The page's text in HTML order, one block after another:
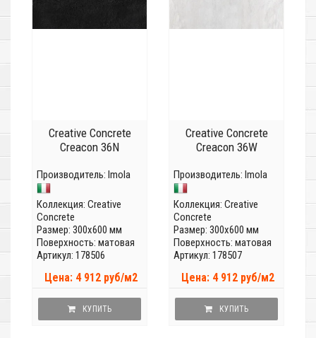
Creative Concrete
Creacon 36N
Производитель: Imola
Коллекция: Creative
Concrete
Размер: 300x600 мм
Поверхность: матовая
Артикул: 178506
Цена: 4 912 руб/м2
КУПИТЬ
Creative Concrete
Creacon 36W
Производитель: Imola
Коллекция: Creative
Concrete
Размер: 300x600 мм
Поверхность: матовая
Артикул: 178507
Цена: 4 912 руб/м2
КУПИТЬ